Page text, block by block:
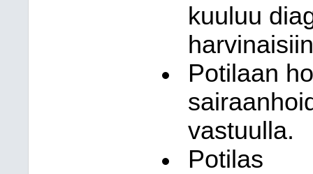
kuuluu
Potilaan
vastuulla.
Potilas